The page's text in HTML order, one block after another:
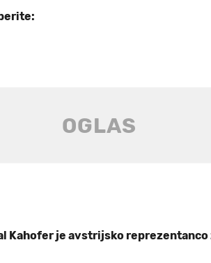
Kahofer je avstrijsko reprezentanco